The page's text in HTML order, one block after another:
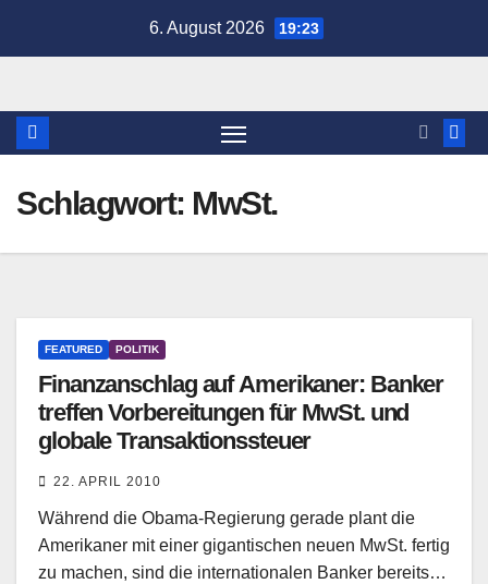
6. August 2026 19:23
Schlagwort: MwSt.
FEATURED POLITIK
Finanzanschlag auf Amerikaner: Banker
treffen Vorbereitungen für MwSt. und
globale Transaktionssteuer
22. APRIL 2010
Während die Obama-Regierung gerade plant die
Amerikaner mit einer gigantischen neuen MwSt. fertig
zu machen, sind die internationalen Banker bereits…